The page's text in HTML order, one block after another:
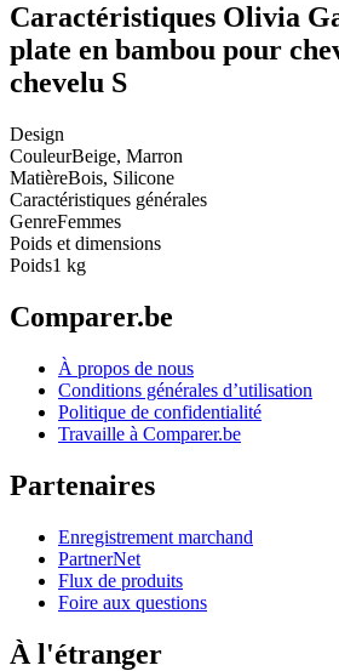
Caractéristiques Olivia
plate en bambou pour
chevelu S
Design
CouleurBeige, Marron
MatièreBois, Silicone
Caractéristiques générales
GenreFemmes
Poids et dimensions
Poids1 kg
Comparer.be
À propos de nous
Conditions générales d’utilisation
Politique de confidentialité
Travaille à Comparer.be
Partenaires
Enregistrement marchand
PartnerNet
Flux de produits
Foire aux questions
À l'étranger